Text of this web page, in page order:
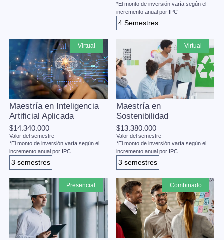
*El monto de inversión varía según el
incremento anual por IPC
4 Semestres
virtual
Maestría en Inteligencia
Artificial Aplicada
$14.340.000
Valor del semestre
*El monto de inversión varía según el
incremento anual por IPC
3 semestres
virtual
Maestría en
Sostenibilidad
$13.380.000
Valor del semestre
*El monto de inversión varía según el
incremento anual por IPC
3 semestres
presencial combinado